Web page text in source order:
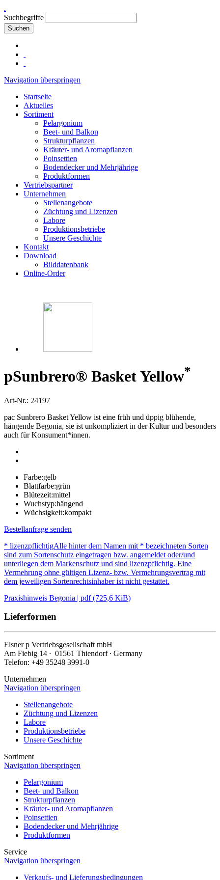
.
Suchbegriffe
Suchen
Navigation überspringen
Startseite
Aktuelles
Sortiment
Pelargonium
Beet- und Balkon
Strukturpflanzen
Kräuter- und Aromapflanzen
Poinsettien
Bodendecker und Mehrjährige
Produktformen
Vertriebspartner
Unternehmen
Stellenangebote
Züchtung und Lizenzen
Labore
Produktionsbetriebe
Unsere Geschichte
Kontakt
Download
Bilddatenbank
Online-Order
pSunbrero® Basket Yellow*
Art-Nr.: 24197
pac Sunbrero Basket Yellow ist eine früh und üppig blühende,
hängende Begonia, sie ist unkompliziert in der Kultur und besonders
auch für Konsument*innen.
Farbe:gelb
Blattfarbe:grün
Blütezeit:mittel
Wuchstyp:hängend
Wüchsigkeit:kompakt
Bestellanfrage senden
* lizenzpflichtigAlle hinter dem Namen mit * bezeichneten Sorten
sind zum Sortenschutz eingetragen bzw. angemeldet oder/und
unterliegen dem Markenschutz und sind lizenzpflichtig. Eine
Vermehrung ohne gültigen Lizenz- bzw. Vermehrungsvertrag mit
dem jeweiligen Sortenrechtsinhaber ist nicht gestattet.
Praxishinweis Begonia | pdf (725,6 KiB)
Lieferformen
Elsnerp Vertriebsgesellschaft mbH
Am Fiebig 14 ∙ 01561 Thiendorf ∙ Germany
Telefon: +49 35248 3991-0
Unternehmen
Navigation überspringen
Stellenangebote
Züchtung und Lizenzen
Labore
Produktionsbetriebe
Unsere Geschichte
Sortiment
Navigation überspringen
Pelargonium
Beet- und Balkon
Strukturpflanzen
Kräuter- und Aromapflanzen
Poinsettien
Bodendecker und Mehrjährige
Produktformen
Service
Navigation überspringen
Verkaufs- und Lieferungsbedingungen